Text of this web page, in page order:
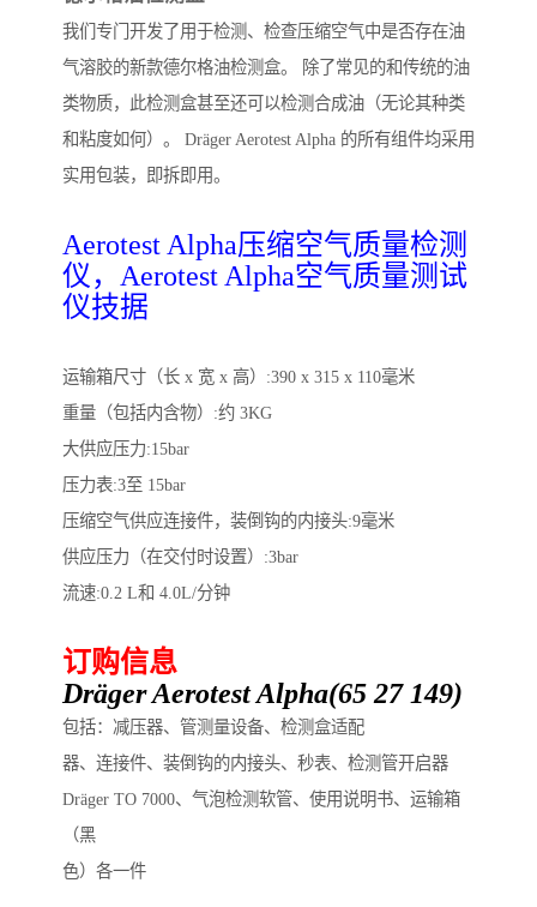
我们专门开发了用于检测、检查压缩空气中是否存在油
气溶胶的新款德尔格油检测盒。 除了常见的和传统的油
类物质，此检测盒甚至还可以检测合成油（无论其种类
和粘度如何）。 Dräger Aerotest Alpha 的所有组件均采用
实用包装，即拆即用。
Aerotest Alpha压缩空气质量检测
仪，Aerotest Alpha空气质量测试
仪技据
运输箱尺寸（长 x 宽 x 高）:390 x 315 x 110毫米
重量（包括内含物）:约 3KG
大供应压力:15bar
压力表:3至 15bar
压缩空气供应连接件，装倒钩的内接头:9毫米
供应压力（在交付时设置）:3bar
流速:0.2 L和 4.0L/分钟
订购信息
Dräger Aerotest Alpha(65 27 149)
包括：减压器、管测量设备、检测盒适配
器、连接件、装倒钩的内接头、秒表、检测管开启器
Dräger TO 7000、气泡检测软管、使用说明书、运输箱
（黑
色）各一件